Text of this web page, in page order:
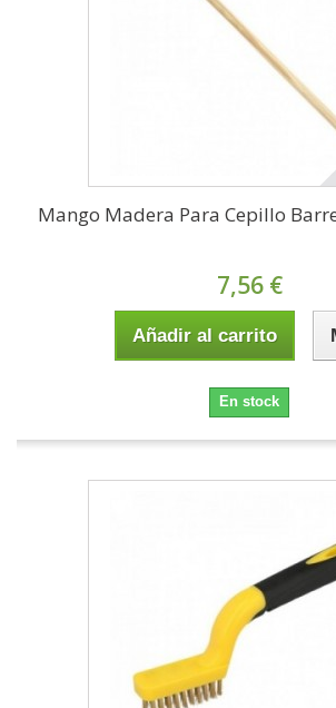
Mango Madera Para Cepillo
7,56 €
Añadir al carrito
En stock